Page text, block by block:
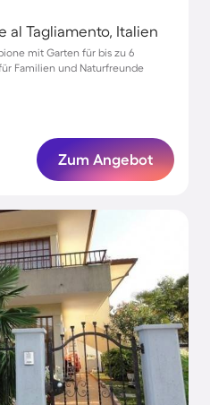
al Tagliamento, Italien
mit Garten für bis zu 6
Familien und Naturfreunde
Zum Angebot